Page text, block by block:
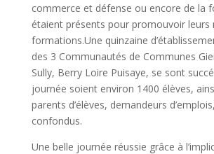
commerce et défense ou encore de la
étaient présents pour promouvoir leurs
formations.Une quinzaine
des 3 Communautés de Communes
Sully, Berry Loire Puisaye, se sont
journée soient environ 1400 élèves,
parents d’élèves, demandeurs
confondus.
Une belle journée réussie grâce à